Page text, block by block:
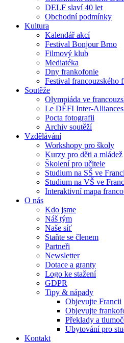
DELF slaví 40 let
Obchodní podmínky
Kultura
Kalendář akcí
Festival Bonjour Brno
Filmový klub
Mediatéka
Dny frankofonie
Festival francouzského
Soutěže
Olympiáda ve
Le DÉFI Inter-
Pocta fotografii
Archiv soutěží
Vzdělávání
Workshopy pro školy
Kurzy pro děti a mládež
Školení pro učitele
Studium na SŠ ve
Studium na VŠ ve
Interaktivní mapa
O nás
Kdo jsme
Náš tým
Naše síť
Staňte se členem
Partneři
Newsletter
Dotace a granty
Logo ke stažení
GDPR
Tipy & nápady
Objevujte Francii
Objevujte
Překlady a
Ubytování pro
Kontakt